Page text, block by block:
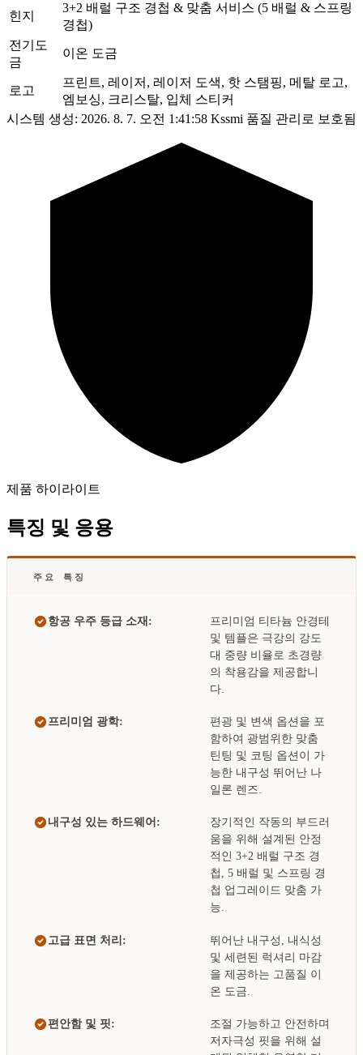
힌지
3+2 배럴 구조 경첩 & 맞춤 서비스 (5 배럴 & 스프링
경첩)
전기도
금
이온 도금
로고
프린트, 레이저, 레이저 도색, 핫 스탬핑, 메탈 로고,
엠보싱, 크리스탈, 입체 스티커
시스템 생성: 2026. 8. 7. 오전 1:41:58 Kssmi 품질 관리로 보호됨
제품 하이라이트
특징 및 응용
주요 특징
항공 우주 등급 소재:
프리미엄 티타늄 안경테
및 템플은 극강의 강도
대 중량 비율로 초경량
의 착용감을 제공합니
다.
프리미엄 광학:
편광 및 변색 옵션을 포
함하여 광범위한 맞춤
틴팅 및 코팅 옵션이 가
능한 내구성 뛰어난 나
일론 렌즈.
내구성 있는 하드웨어:
장기적인 작동의 부드러
움을 위해 설계된 안정
적인 3+2 배럴 구조 경
첩, 5 배럴 및 스프링 경
첩 업그레이드 맞춤 가
능.
고급 표면 처리:
뛰어난 내구성, 내식성
및 세련된 럭셔리 마감
을 제공하는 고품질 이
온 도금.
편안함 및 핏:
조절 가능하고 안전하며
저자극성 핏을 위해 설